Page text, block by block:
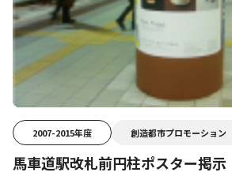
2007-2015年度 創造都市プロモーション
馬車道駅改札前円柱ポスター掲示